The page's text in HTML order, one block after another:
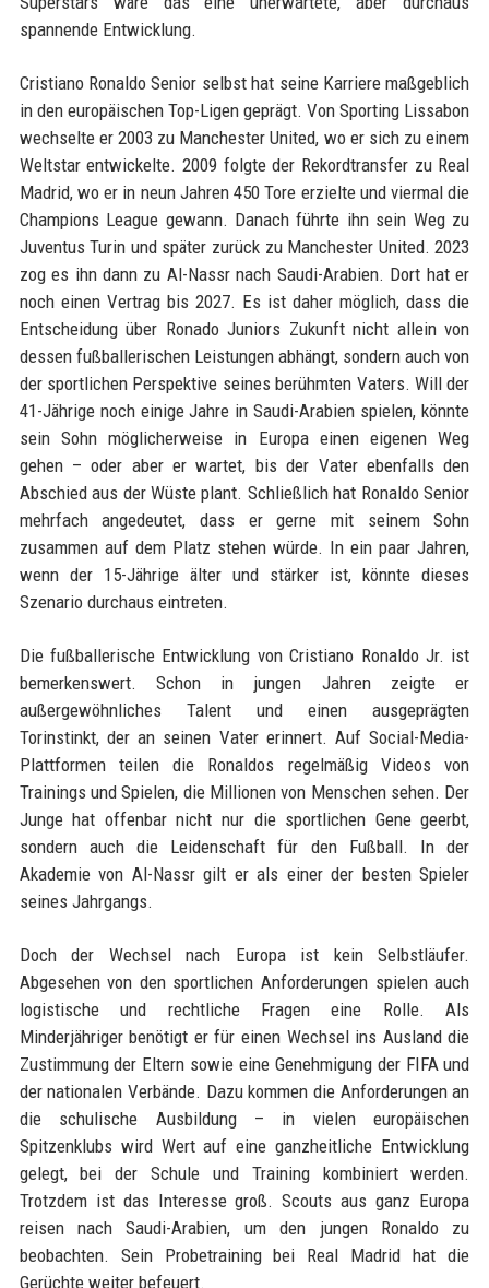
spannende Entwicklung.
Cristiano Ronaldo Senior selbst hat seine Karriere maßgeblich
in den europäischen Top-Ligen geprägt. Von Sporting Lissabon
wechselte er 2003 zu Manchester United, wo er sich zu einem
Weltstar entwickelte. 2009 folgte der Rekordtransfer zu Real
Madrid, wo er in neun Jahren 450 Tore erzielte und viermal die
Champions League gewann. Danach führte ihn sein Weg zu
Juventus Turin und später zurück zu Manchester United. 2023
zog es ihn dann zu Al-Nassr nach Saudi-Arabien. Dort hat er
noch einen Vertrag bis 2027. Es ist daher möglich, dass die
Entscheidung über Ronado Juniors Zukunft nicht allein von
dessen fußballerischen Leistungen abhängt, sondern auch von
der sportlichen Perspektive seines berühmten Vaters. Will der
41-Jährige noch einige Jahre in Saudi-Arabien spielen, könnte
sein Sohn möglicherweise in Europa einen eigenen Weg
gehen – oder aber er wartet, bis der Vater ebenfalls den
Abschied aus der Wüste plant. Schließlich hat Ronaldo Senior
mehrfach angedeutet, dass er gerne mit seinem Sohn
zusammen auf dem Platz stehen würde. In ein paar Jahren,
wenn der 15-Jährige älter und stärker ist, könnte dieses
Szenario durchaus eintreten.
Die fußballerische Entwicklung von Cristiano Ronaldo Jr. ist
bemerkenswert. Schon in jungen Jahren zeigte er
außergewöhnliches Talent und einen ausgeprägten
Torinstinkt, der an seinen Vater erinnert. Auf Social-Media-
Plattformen teilen die Ronaldos regelmäßig Videos von
Trainings und Spielen, die Millionen von Menschen sehen. Der
Junge hat offenbar nicht nur die sportlichen Gene geerbt,
sondern auch die Leidenschaft für den Fußball. In der
Akademie von Al-Nassr gilt er als einer der besten Spieler
seines Jahrgangs.
Doch der Wechsel nach Europa ist kein Selbstläufer.
Abgesehen von den sportlichen Anforderungen spielen auch
logistische und rechtliche Fragen eine Rolle. Als
Minderjähriger benötigt er für einen Wechsel ins Ausland die
Zustimmung der Eltern sowie eine Genehmigung der FIFA und
der nationalen Verbände. Dazu kommen die Anforderungen an
die schulische Ausbildung – in vielen europäischen
Spitzenklubs wird Wert auf eine ganzheitliche Entwicklung
gelegt, bei der Schule und Training kombiniert werden.
Trotzdem ist das Interesse groß. Scouts aus ganz Europa
reisen nach Saudi-Arabien, um den jungen Ronaldo zu
beobachten. Sein Probetraining bei Real Madrid hat die
Gerüchte weiter befeuert.